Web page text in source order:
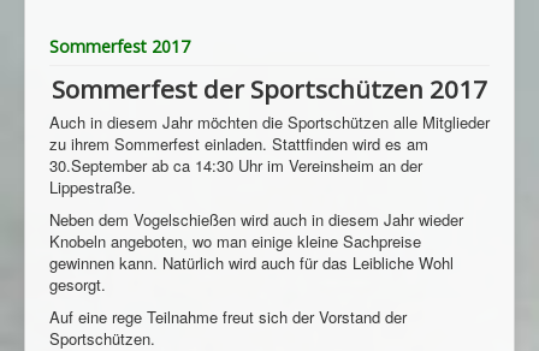
Sommerfest 2017
Sommerfest der Sportschützen 2017
Auch in diesem Jahr möchten die Sportschützen alle Mitglieder
zu ihrem Sommerfest einladen. Stattfinden wird es am
30.September ab ca 14:30 Uhr im Vereinsheim an der
Lippestraße.
Neben dem Vogelschießen wird auch in diesem Jahr wieder
Knobeln angeboten, wo man einige kleine Sachpreise
gewinnen kann. Natürlich wird auch für das Leibliche Wohl
gesorgt.
Auf eine rege Teilnahme freut sich der Vorstand der
Sportschützen.